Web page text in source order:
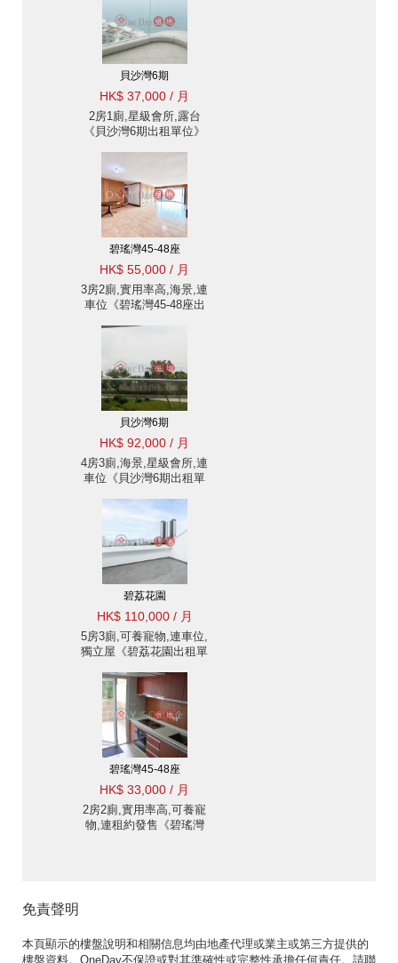
貝沙灣6期
HK$ 37,000 / 月
2房1廁,星級會所,露台
《貝沙灣6期出租單位》
碧瑤灣45-48座
HK$ 55,000 / 月
3房2廁,實用率高,海景,連
車位《碧瑤灣45-48座出
貝沙灣6期
HK$ 92,000 / 月
4房3廁,海景,星級會所,連
車位《貝沙灣6期出租單
碧荔花園
HK$ 110,000 / 月
5房3廁,可養寵物,連車位,
獨立屋《碧荔花園出租單
碧瑤灣45-48座
HK$ 33,000 / 月
2房2廁,實用率高,可養寵
物,連租約發售《碧瑤灣
免責聲明
本頁顯示的樓盤說明和相關信息均由地產代理或業主或第三方提供的
樓盤資料。OneDay不保證或對其準確性或完整性承擔任何責任。請聯